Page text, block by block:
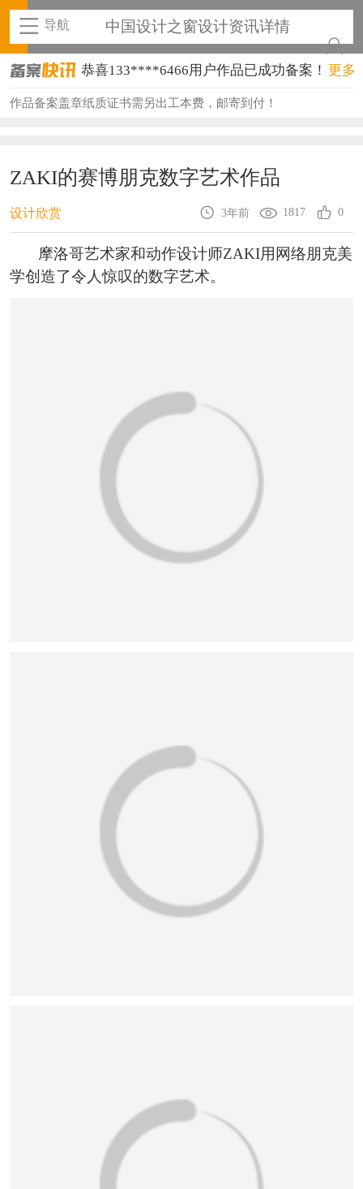
导航 中国设计之窗设计资讯详情
恭喜133****6466用户作品已成功备案！
恭喜131****1475用户作品已成功备案！
恭喜138****8638用户作品已成功备案！
恭喜133****9020用户作品已成功备案！
恭喜136****9807用户作品已成功备案！
恭喜159****4930用户作品已成功备案！
更多
作品备案盖章纸质证书需另出工本费，邮寄到付！
ZAKI的赛博朋克数字艺术作品
设计欣赏 3年前 1817 0
摩洛哥艺术家和动作设计师ZAKI用网络朋克美
学创造了令人惊叹的数字艺术。